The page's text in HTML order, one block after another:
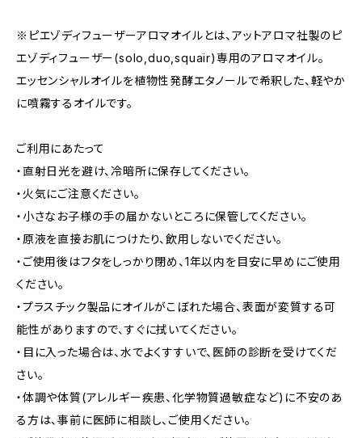
※ピエゾディフューザーアロマオイルとは、アットアロマ社製のピ
エゾディフューザー(solo,duo,squair)専用のアロマオイル。
エッセンシャルオイルを植物性発酵エタノールで希釈した、軽やか
に噴霧するオイルです。
ご利用にあたって
・直射日光を避け、冷暗所に保存してください。
・火気にご注意ください。
・小さなお子様の手の届かないところに保管してください。
・原液を直接お肌につけたり、飲用しないでください。
・ご使用後はフタをしっかり閉め、1年以内を目安に早めにご使用
ください。
・プラスチック製品にオイルがこぼれた場合、表面が変質する可
能性がありますので、すぐに拭いてください。
・目に入った場合は、水でよくすすいで、医師の診断を受けてくだ
さい。
・体調や体質(アレルギー疾患、化学物質過敏症など)に不安のあ
る方は、事前に医師に相談し、ご使用ください。